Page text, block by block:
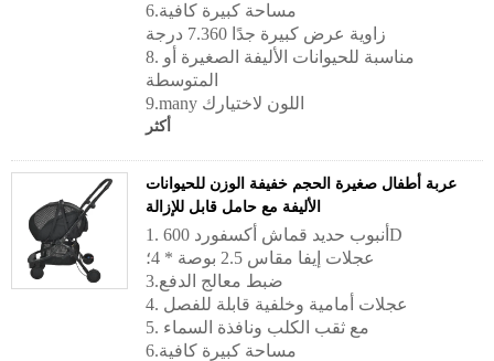
6.مساحة كبيرة كافية
زاوية عرض كبيرة جدًا 7.360 درجة
8. مناسبة للحيوانات الأليفة الصغيرة أو
المتوسطة
9.many اللون لاختيارك
أكثر
عربة أطفال صغيرة الحجم خفيفة الوزن للحيوانات
الأليفة مع حامل قابل للإزالة
1. أنبوب حديد قماش أكسفورد 600D
عجلات إيفا مقاس 2.5 بوصة * 4؛
3.ضبط معالج الدفع
4. عجلات أمامية وخلفية قابلة للفصل
5. مع ثقب الكلب ونافذة السماء
6.مساحة كبيرة كافية